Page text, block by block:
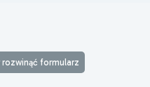
formularz